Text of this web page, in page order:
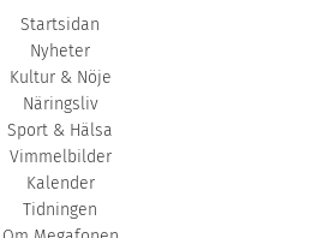
Startsidan
Nyheter
Kultur & Nöje
Näringsliv
Sport & Hälsa
Vimmelbilder
Kalender
Tidningen